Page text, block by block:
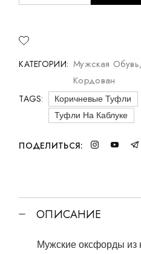
КАТЕГОРИИ: Мужская Обувь,
Кордован
TAGS: Коричневые Туфли
Туфли На Каблуке
ПОДЕЛИТЬСЯ:
ОПИСАНИЕ
Мужские оксфорды из